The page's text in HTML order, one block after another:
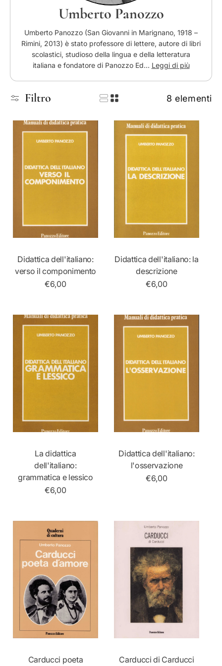
Umberto Panozzo
Umberto Panozzo (San Giovanni in Marignano, 1918 –
Rimini, 2013) è stato professore di lettere, autore di libri
scolastici, studioso della lingua e della letteratura
italiana e fondatore di Panozzo Ed... Leggi di più
Filtro 8 elementi
Aggiungi Al Carrello
Didattica dell'italiano:
verso il componimento
P
z
o
r
m
a
€6,00
Aggiungi Al Carrello
Didattica dell'italiano: la
descrizione
P
z
z
n
r
m
€6,00
Aggiungi Al Carrello
La didattica
dell'italiano:
grammatica e lessico
P
z
z
o
n
o
r
m
a
l
e
€6,00
Aggiungi Al Carrello
Didattica dell'italiano:
l'osservazione
P
o
n
o
r
m
a
l
e
€6,00
Carducci poeta Carducci di Carducci